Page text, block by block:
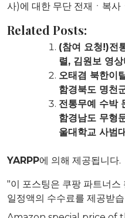
사)에 대한 무단 전재ㆍ복사
Related Posts:
(참여 요청!)전
렬, 김원보 영
오태겸 북한이
함경북도 명천
전통무예 수박
함경남도 무형
울대학교 사범
YARPP에 의해 제공됩니다.
"이 포스팅은 쿠팡 파트너스
일정액의 수수료를 제공받